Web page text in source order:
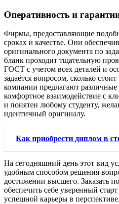
Оперативность и
Фирмы, предоставляющие
сроках и качестве. Они
оригинального документа по
бланк проходит тщательную
ГОСТ с учетом всех деталей и
задаётся вопросом, сколько
компании предлагают
комфортное взаимодействие с
и понятен любому студенту,
идентичный оригиналу.
Как приобрести диплом в
На сегодняшний день этот вид
удобным способом решения
достижении высшего. Заказать
обеспечить себе уверенный
успешной карьеры в перспективе.